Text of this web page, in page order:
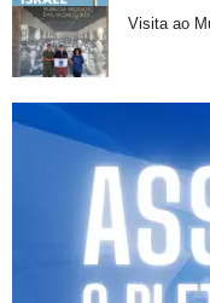
Visita ao